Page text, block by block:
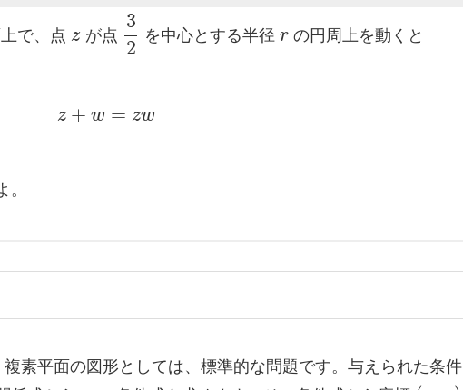
で、点 zが点
3
2
を中心とする半径 r の円周上を動くと
z + w = zw
素平面の図形としては、標準的な問題です。与えられた条件